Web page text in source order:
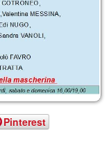
Pinterest